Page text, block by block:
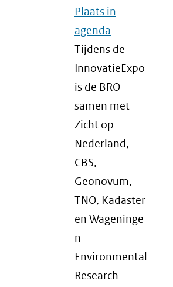
Plaats in
agenda
Tijdens de
InnovatieExpo
is de BRO
samen met
Zicht op
Nederland,
CBS,
Geonovum,
TNO, Kadaster
en Wageninge
n
Environmental
Research